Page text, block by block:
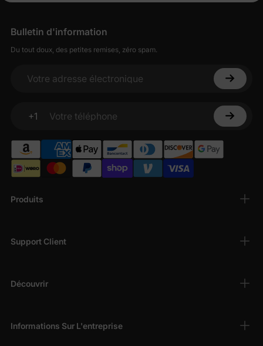
Produits
Support Client
Découvrir
Informations Sur L'entreprise
Bulletin d'information
Du tout doux, des petites remises, zéro spam.
Votre adresse électronique
+1
Votre téléphone